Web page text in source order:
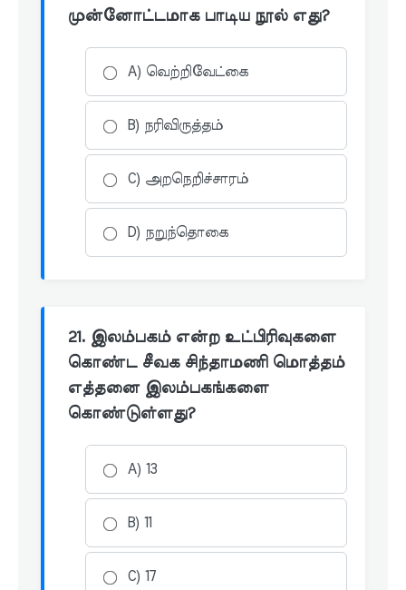
முன்னோட்டமாக பாடிய நூல் எது?
A) வெற்றிவேட்கை
B) நரிவிருத்தம்
C) அறநெறிச்சாரம்
D) நறுந்தொகை
21. இலம்பகம் என்ற உட்பிரிவுகளை
கொண்ட சீவக சிந்தாமணி மொத்தம்
எத்தனை இலம்பகங்களை
கொண்டுள்ளது?
A) 13
B) 11
C) 17